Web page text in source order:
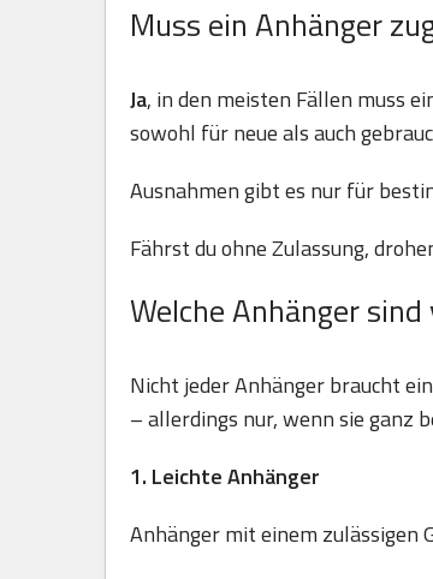
Muss ein Anhänger
Ja, in den meisten Fällen muss
sowohl für neue als auch
Ausnahmen gibt es nur für
Fährst du ohne Zulassung,
Welche Anhänger
Nicht jeder Anhänger braucht
– allerdings nur, wenn sie ganz
1. Leichte Anhänger
Anhänger mit einem zulässigen